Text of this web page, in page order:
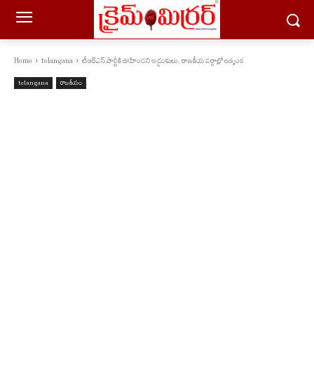
Home telangana టీఆర్ఎస్ పార్టీకి ఊహించని అడ్డంకులు.. రాజకీయ వర్గాల్లో ఉత్కంఠ
telangana రాజకీయం